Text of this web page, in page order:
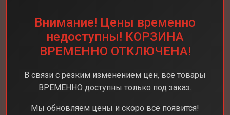
Внимание! Цены временно
недоступны! КОРЗИНА
ВРЕМЕННО ОТКЛЮЧЕНА!
В связи с резким изменением цен, все товары
ВРЕМЕННО доступны только под заказ.
Мы обновляем цены и скоро всё появится!